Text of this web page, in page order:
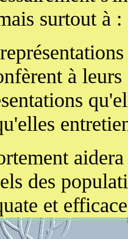
surtout à :
à leurs
des
et